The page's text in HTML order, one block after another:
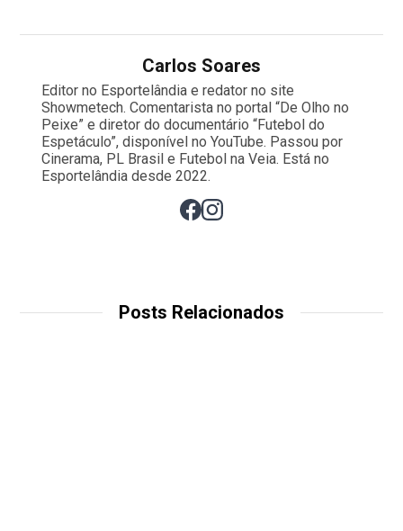
Carlos Soares
Editor no Esportelândia e redator no site
Showmetech. Comentarista no portal “De Olho no
Peixe” e diretor do documentário “Futebol do
Espetáculo”, disponível no YouTube. Passou por
Cinerama, PL Brasil e Futebol na Veia. Está no
Esportelândia desde 2022.
Posts Relacionados